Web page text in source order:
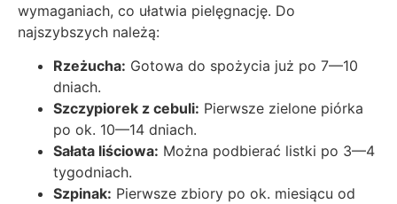
wymaganiach, co ułatwia pielęgnację. Do
najszybszych należą:
Rzeżucha: Gotowa do spożycia już po 7—10
dniach.
Szczypiorek z cebuli: Pierwsze zielone piórka
po ok. 10—14 dniach.
Sałata liściowa: Można podbierać listki po 3—4
tygodniach.
Szpinak: Pierwsze zbiory po ok. miesiącu od